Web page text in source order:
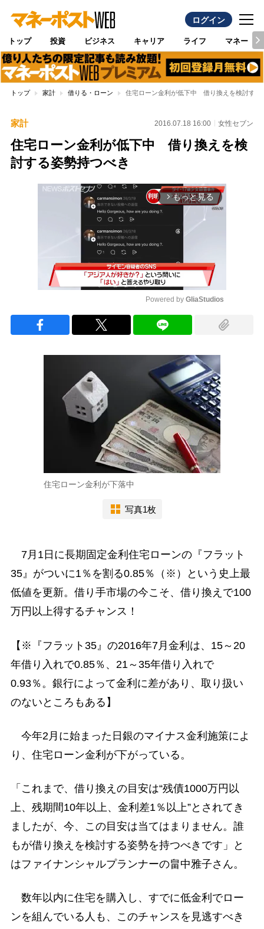
ログイン
トップ 投資 ビジネス キャリア ライフ マネー
トップ 家計 借りる・ローン 住宅ローン金利が低下中 借り換えを検討する
家計 2016.07.18 16:00 女性セブン
住宅ローン金利が低下中 借り換えを検
討する姿勢持つべき
arrow_forward_ios もっと見る
Powered by GliaStudios
住宅ローン金利が下落中
写真1枚
7月1日に長期固定金利住宅ローンの『フラット
35』がついに1％を割る0.85％（※）という史上最
低値を更新。借り手市場の今こそ、借り換えで100
万円以上得するチャンス！
【※『フラット35』の2016年7月金利は、15～20
年借り入れで0.85％、21～35年借り入れで
0.93％。銀行によって金利に差があり、取り扱い
のないところもある】
今年2月に始まった日銀のマイナス金利施策によ
り、住宅ローン金利が下がっている。
「これまで、借り換えの目安は“残債1000万円以
上、残期間10年以上、金利差1％以上”とされてき
ましたが、今、この目安は当てはまりません。誰
もが借り換えを検討する姿勢を持つべきです」と
はファイナンシャルプランナーの畠中雅子さん。
数年以内に住宅を購入し、すでに低金利でロー
ンを組んでいる人も、このチャンスを見逃すべき